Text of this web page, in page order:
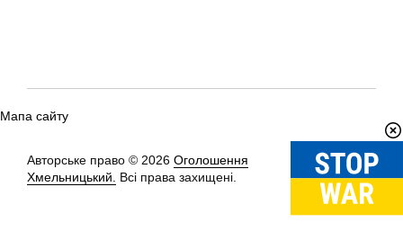
Мапа сайту
Авторське право © 2026 Оголошення
Хмельницький.
Всі права захищені.
Вгору↑